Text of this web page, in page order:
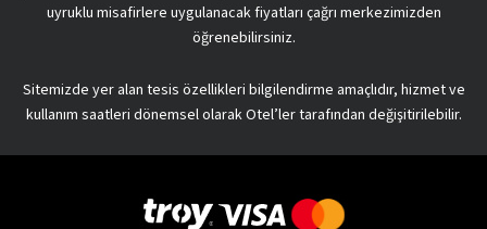
uyruklu misafirlere uygulanacak fiyatları çağrı merkezimizden
öğrenebilirsiniz.
Sitemizde yer alan tesis özellikleri bilgilendirme amaçlıdır, hizmet ve
kullanım saatleri dönemsel olarak Otel’ler tarafından değişitirilebilir.